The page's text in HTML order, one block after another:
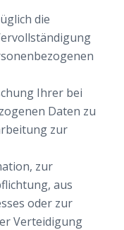
die
Ihrer bei
Daten zu
zur
zur
aus
oder zur
Verteidigung